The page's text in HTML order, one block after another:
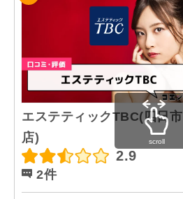
エステティックTBC(四日市
店)
2.9
2件
scroll